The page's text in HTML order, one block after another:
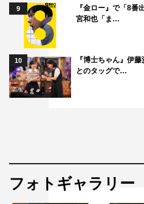
9
『金ロー』で「8
宮和也「ま…
10
『博士ちゃん』伊
とのタッグで…
フォトギャラリー